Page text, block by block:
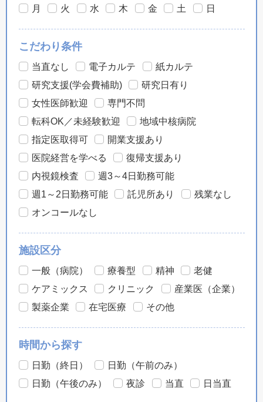
月 火 水 木 金 土 日
こだわり条件
当直なし 電子カルテ
紙カルテ
研究支援(学会費補助)
研究日有り
女性医師歓迎
専門不問
転科OK／未経験歓迎
地域中核病院
指定医取得可
開業支援あり
医院経営を学べる
復帰支援あり
内視鏡検査
週3～4日勤務可能
週1～2日勤務可能
託児所あり
残業なし
オンコールなし
施設区分
一般（病院） 療養型 精神
老健
ケアミックス
クリニック
産業医（企業）
製薬企業
在宅医療 その他
時間から探す
日勤（終日）
日勤（午前のみ）
日勤（午後のみ）
夜診 当直 日当直